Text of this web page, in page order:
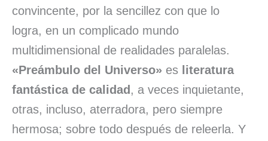
convincente, por la sencillez con que lo
logra, en un complicado mundo
multidimensional de realidades paralelas.
«Preámbulo del Universo» es literatura
fantástica de calidad, a veces inquietante,
otras, incluso, aterradora, pero siempre
hermosa; sobre todo después de releerla. Y